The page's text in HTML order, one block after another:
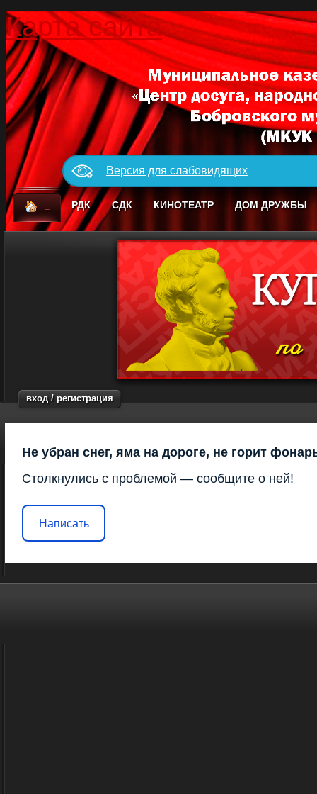
Карта сайта
Версия для слабовидящих
РДК СДК КИНОТЕАТР ДОМ ДРУЖБЫ
вход / регистрация
Не убран снег, яма на дороге, не горит
Столкнулись с проблемой — сообщите о ней!
Написать